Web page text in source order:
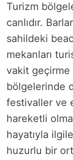
Turizm
canlıdır.
sahildeki
mekanları
vakit geçirme
bölgelerinde
festivaller ve
hareketli
hayatıyla
huzurlu bir